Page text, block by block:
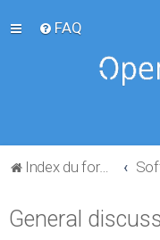
FAQ
Index du forum
General